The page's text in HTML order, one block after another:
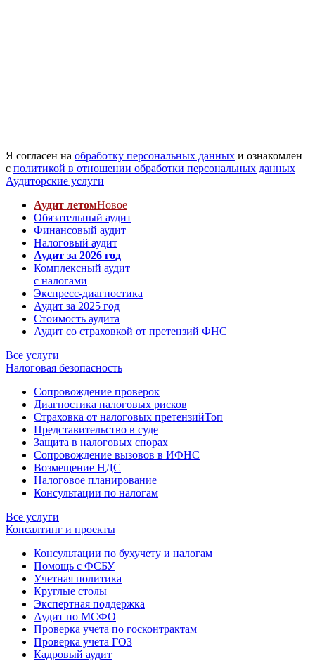
Я согласен на обработку персональных данных и ознакомлен
с политикой в отношении обработки персональных данных
Аудиторские услуги
Аудит летомНовое
Обязательный аудит
Финансовый аудит
Налоговый аудит
Аудит за 2026 год
Комплексный аудит
с налогами
Экспресс-диагностика
Аудит за 2025 год
Стоимость аудита
Аудит со страховкой от претензий ФНС
Все услуги
Налоговая безопасность
Сопровождение проверок
Диагностика налоговых рисков
Страховка от налоговых претензийТоп
Представительство в суде
Защита в налоговых спорах
Сопровождение вызовов в ИФНС
Возмещение НДС
Налоговое планирование
Консультации по налогам
Все услуги
Консалтинг и проекты
Консультации по бухучету и налогам
Помощь с ФСБУ
Учетная политика
Круглые столы
Экспертная поддержка
Аудит по МСФО
Проверка учета по госконтрактам
Проверка учета ГОЗ
Кадровый аудит